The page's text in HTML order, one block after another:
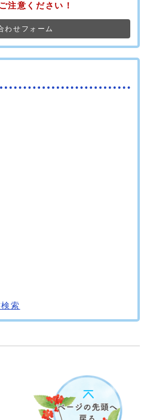
注意ください！
わせフォーム
索